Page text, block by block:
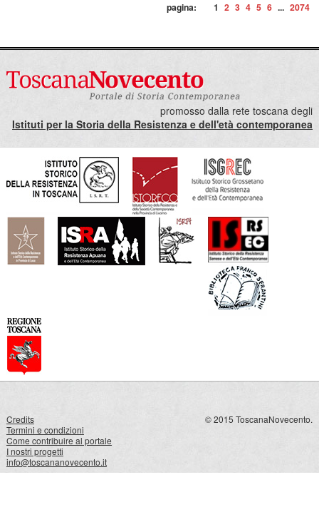
pagina: 1 2 3 4 5 6 ... 2074
promosso dalla rete toscana degli
Istituti per la Storia della Resistenza e dell'età contemporanea
Credits
Termini e condizioni
Come contribuire al portale
I nostri progetti
info@toscananovecento.it
© 2015 ToscanaNovecento.